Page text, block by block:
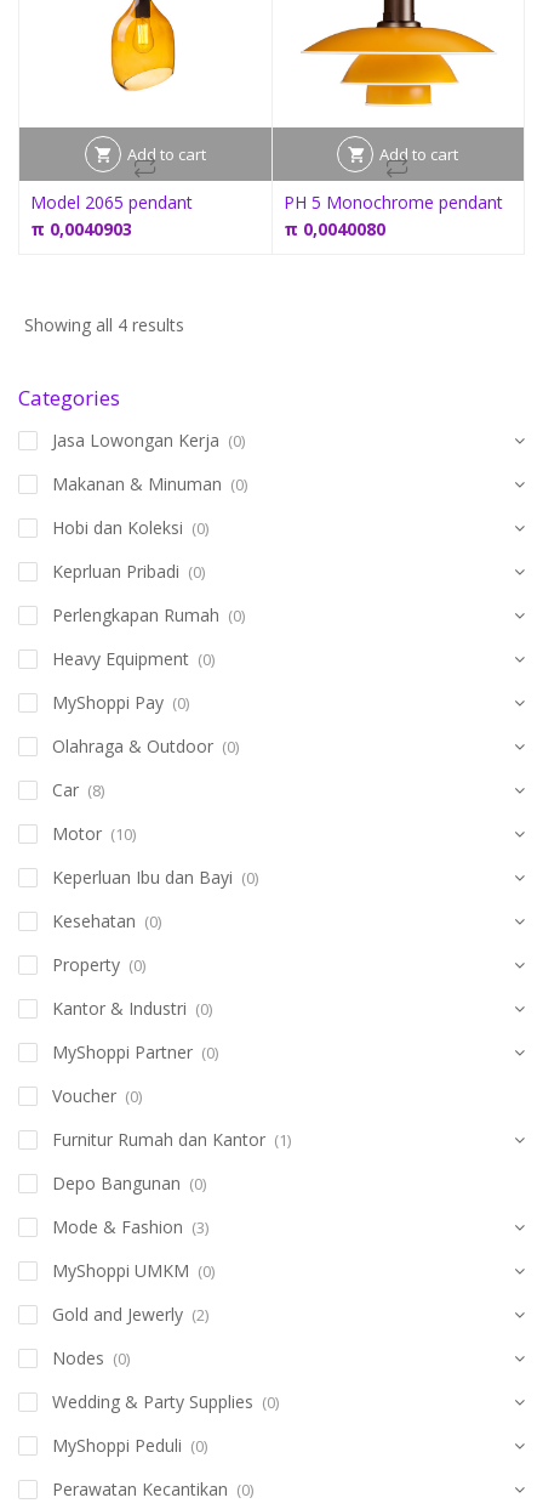
Add to cart
Model 2065 pendant
π 0,0040903
Add to cart
PH 5 Monochrome pendant
π 0,0040080
Showing all 4 results
Categories
Jasa Lowongan Kerja (0)
Makanan & Minuman (0)
Hobi dan Koleksi (0)
Keprluan Pribadi (0)
Perlengkapan Rumah (0)
Heavy Equipment (0)
MyShoppi Pay (0)
Olahraga & Outdoor (0)
Car (8)
Motor (10)
Keperluan Ibu dan Bayi (0)
Kesehatan (0)
Property (0)
Kantor & Industri (0)
MyShoppi Partner (0)
Voucher (0)
Furnitur Rumah dan Kantor (1)
Depo Bangunan (0)
Mode & Fashion (3)
MyShoppi UMKM (0)
Gold and Jewerly (2)
Nodes (0)
Wedding & Party Supplies (0)
MyShoppi Peduli (0)
Perawatan Kecantikan (0)